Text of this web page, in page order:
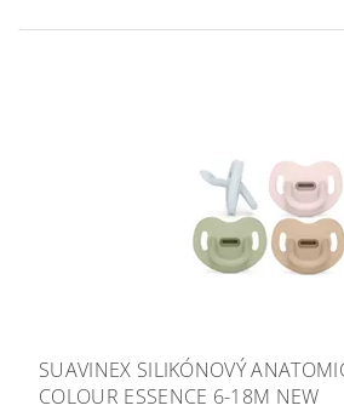
SUAVINEX SILIKÓNOVÝ
COLOUR ESSENCE 6-18M NEW